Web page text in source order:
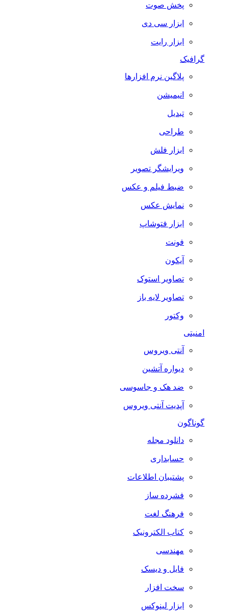
پخش صوت
ابزار سی دی
ابزار رایت
گرافیک
پلاگین نرم افزارها
انیمیشن
تبدیل
طراحی
ابزار فلش
ویرایشگر تصویر
ضبط فيلم و عكس
نمایش عکس
ابزار فتوشاپ
فونت
آیکون
تصاویر استوک
تصاویر لایه باز
وکتور
امنیتی
آنتی ویروس
دیواره آتشین
ضد هک و جاسوسی
آپدیت آنتی ویروس
گوناگون
دانلود مجله
حسابداری
پشتیبان اطلاعات
فشرده ساز
فرهنگ لغت
کتاب الکترونیک
مهندسی
فایل و دیسک
سخت افزار
ابزار لینوکس